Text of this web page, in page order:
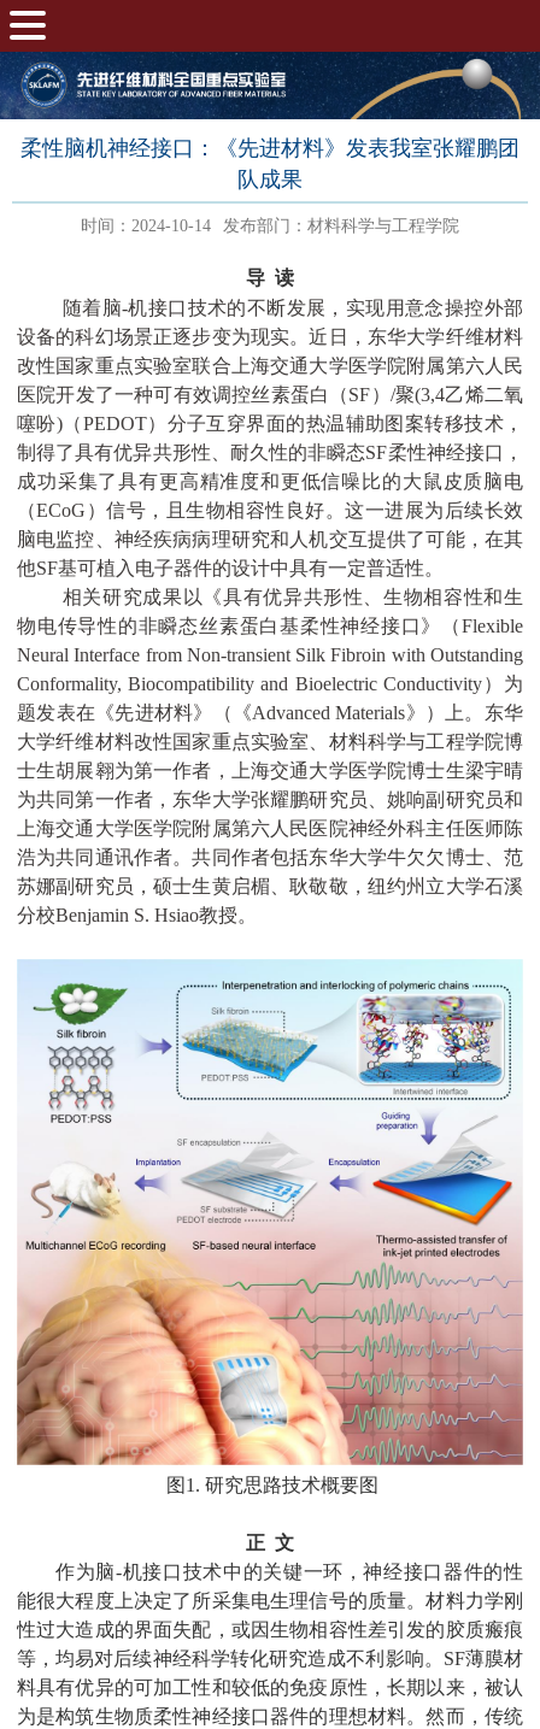
柔性脑机神经接口：《先进材料》发表我室张耀鹏团
队成果
时间：2024-10-14 发布部门：材料科学与工程学院
导 读
随着脑-机接口技术的不断发展，实现用意念操控外部
设备的科幻场景正逐步变为现实。近日，东华大学纤维材料
改性国家重点实验室联合上海交通大学医学院附属第六人民
医院开发了一种可有效调控丝素蛋白（SF） /聚(3,4乙烯二氧
噻吩)（PEDOT）分子互穿界面的热温辅助图案转移技术，
制得了具有优异共形性、耐久性的非瞬态SF柔性神经接口，
成功采集了具有更高精准度和更低信噪比的大鼠皮质脑电
（ECoG ）信号，且生物相容性良好。这一进展为后续长效
脑电监控、神经疾病病理研究和人机交互提供了可能，在其
他SF基可植入电子器件的设计中具有一定普适性。
相关研究成果以《具有优异共形性、生物相容性和生
物电传导性的非瞬态丝素蛋白基柔性神经接口》（Flexible
Neural Interface from Non-transient Silk Fibroin with Outstanding
Conformality, Biocompatibility and Bioelectric Conductivity）为
题发表在《先进材料》（《Advanced Materials》）上。东华
大学纤维材料改性国家重点实验室、材料科学与工程学院博
士生胡展翱为第一作者，上海交通大学医学院博士生梁宇晴
为共同第一作者，东华大学张耀鹏研究员、姚响副研究员和
上海交通大学医学院附属第六人民医院神经外科主任医师陈
浩为共同通讯作者。共同作者包括东华大学牛欠欠博士、范
苏娜副研究员，硕士生黄启楣、耿敬敬，纽约州立大学石溪
分校Benjamin S. Hsiao教授。
图 1. 研究思路技术概要图
正 文
作为脑-机接口技术中的关键一环，神经接口器件的性
能很大程度上决定了所采集电生理信号的质量。材料力学刚
性过大造成的界面失配，或因生物相容性差引发的胶质瘢痕
等，均易对后续神经科学转化研究造成不利影响。 SF薄膜材
料具有优异的可加工性和较低的免疫原性，长期以来，被认
为是构筑生物质柔性神经接口器件的理想材料。然而，传统